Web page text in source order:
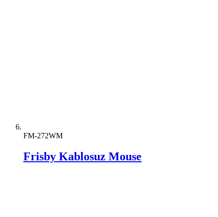
FM-272WM
Frisby Kablosuz Mouse